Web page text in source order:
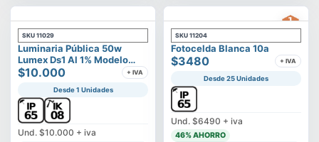
SKU 11029
Luminaria Pública 50w
Lumex Ds1 Al 1% Modelo
Vega
$10.000 + IVA
Desde 1 Unidades
Und. $10.000 + iva
SKU 11204
Fotocelda Blanca 10a
$3480 + IVA
Desde 25 Unidades
Und. $6490 + iva
46% AHORRO